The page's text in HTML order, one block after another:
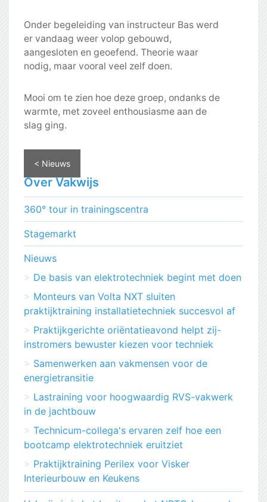
Onder begeleiding van instructeur Bas werd
er vandaag weer volop gebouwd,
aangesloten en geoefend. Theorie waar
nodig, maar vooral veel zelf doen.
Mooi om te zien hoe deze groep, ondanks de
warmte, met zoveel enthousiasme aan de
slag ging.
< Nieuws
Over Vakwijs
360° tour in trainingscentra
Stagemarkt
Nieuws
De basis van elektrotechniek begint met doen
Monteurs van Volta NXT sluiten
praktijktraining installatietechniek succesvol af
Praktijkgerichte oriëntatieavond helpt zij-
instromers bewuster kiezen voor techniek
Samenwerken aan vakmensen voor de
energietransitie
Lastraining voor hoogwaardig RVS-vakwerk
in de jachtbouw
Technicum-collega's ervaren zelf hoe een
bootcamp elektrotechniek eruitziet
Praktijktraining Perilex voor Visker
Interieurbouw en Keukens